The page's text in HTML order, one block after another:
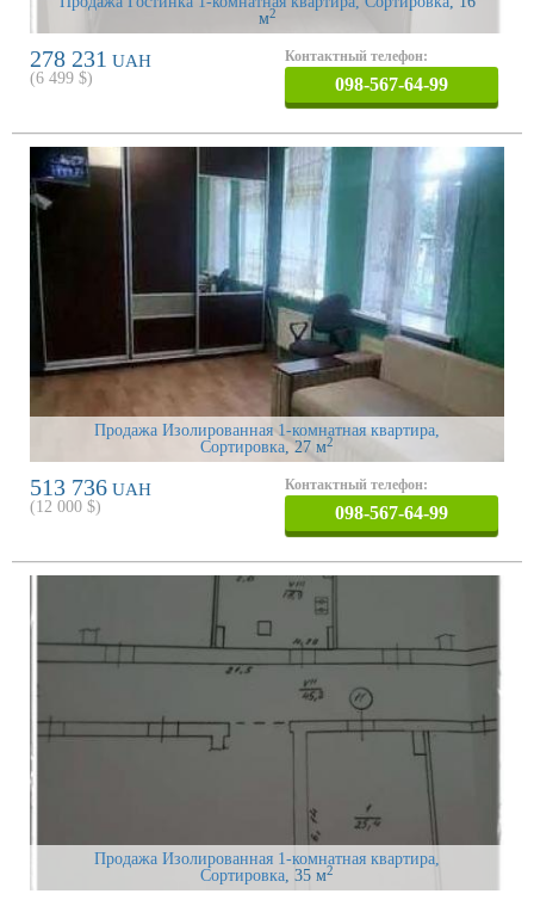
м2
278 231 UAH
(6 499 $)
Контактный телефон:
098-567-64-99
Продажа Изолированная 1-комнатная квартира,
Сортировка , 27 м2
513 736 UAH
(12 000 $)
Контактный телефон:
098-567-64-99
Продажа Изолированная 1-комнатная квартира,
Сортировка , 35 м2